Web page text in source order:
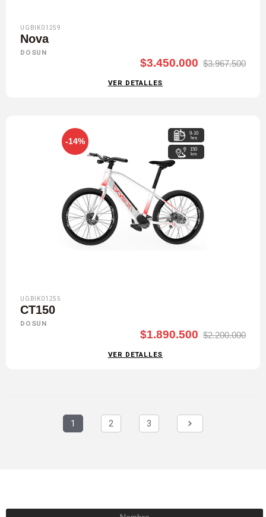
UGBIK01259
Nova
DOSUN
$3.450.000 $3.967.500
VER DETALLES
-14%
9-10
hrs
150
km
UGBIK01255
CT150
DOSUN
$1.890.500 $2.200.000
VER DETALLES
1 2 3